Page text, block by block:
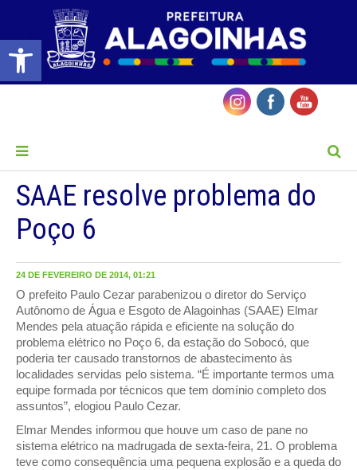
Barra de Ferramentas Aberta
SAAE resolve problema do
Poço 6
24 DE FEVEREIRO DE 2014, 01:21
O prefeito Paulo Cezar parabenizou o diretor do Serviço
Autônomo de Água e Esgoto de Alagoinhas (SAAE) Elmar
Mendes pela atuação rápida e eficiente na solução do
problema elétrico no Poço 6, da estação do Sobocó, que
poderia ter causado transtornos de abastecimento às
localidades servidas pelo sistema. “É importante termos uma
equipe formada por técnicos que tem domínio completo dos
assuntos”, elogiou Paulo Cezar.
Elmar Mendes informou que houve um caso de pane no
sistema elétrico na madrugada de sexta-feira, 21. O problema
teve como consequência uma pequena explosão e a queda do